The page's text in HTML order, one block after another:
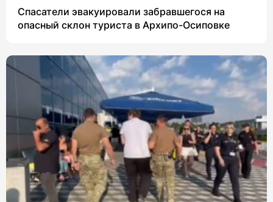
Спасатели эвакуировали забравшегося на
опасный склон туриста в Архипо-Осиповке